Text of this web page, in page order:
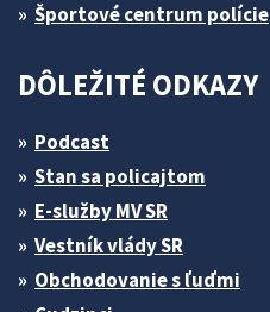
Športové centrum polície
DÔLEŽITÉ ODKAZY
Podcast
Stan sa policajtom
E-služby MV SR
Vestník vlády SR
Obchodovanie s ľuďmi